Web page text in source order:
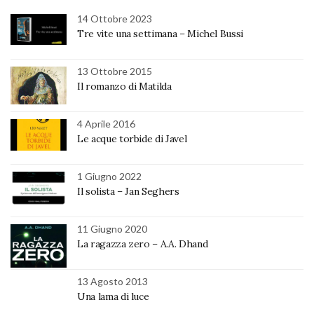
14 Ottobre 2023
Tre vite una settimana – Michel Bussi
13 Ottobre 2015
Il romanzo di Matilda
4 Aprile 2016
Le acque torbide di Javel
1 Giugno 2022
Il solista – Jan Seghers
11 Giugno 2020
La ragazza zero – A.A. Dhand
13 Agosto 2013
Una lama di luce